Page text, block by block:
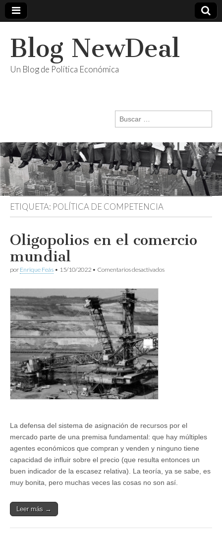
Blog NewDeal
Un Blog de Política Económica
Buscar:
ETIQUETA: POLÍTICA DE COMPETENCIA
Oligopolios en el comercio
mundial
por Enrique Feás • 15/10/2022 • Comentarios desactivadosen
La defensa del sistema de asignación de recursos por el
mercado parte de una premisa fundamental: que hay múltiples
agentes económicos que compran y venden y ninguno tiene
capacidad de influir sobre el precio (que resulta entonces un
buen indicador de la escasez relativa). La teoría, ya se sabe, es
muy bonita, pero muchas veces las cosas no son así.
Leer más →